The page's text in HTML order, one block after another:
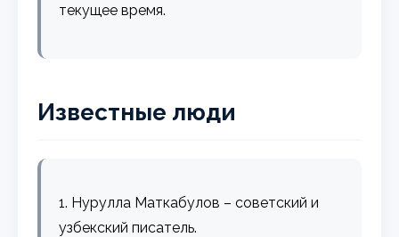
текущее время.
Известные люди
1. Нурулла Маткабулов – советский и
узбекский писатель.